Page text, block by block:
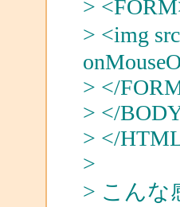
>
> <img
> </
> </
> </
>
> こんな